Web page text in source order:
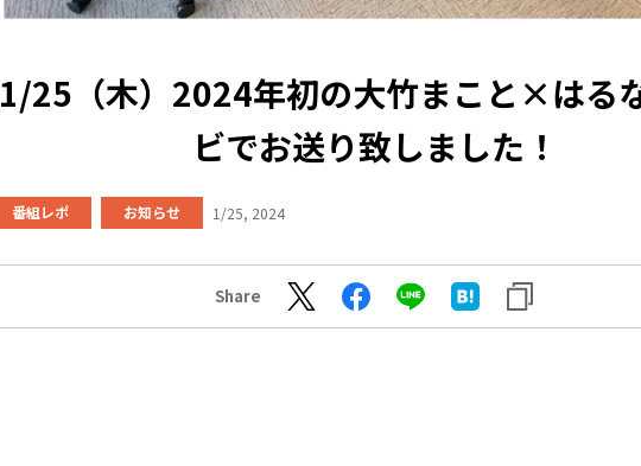
1/25（木）2024年初の大竹まこと×はる
ビでお送り致しました！
番組レポ お知らせ 1/25, 2024
Share